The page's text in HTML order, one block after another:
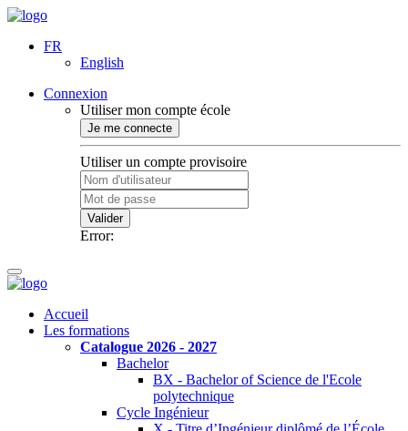
FR
English
Connexion
Utiliser mon compte école
Je me connecte
Utiliser un compte provisoire
Valider
Error:
Accueil
Les formations
Catalogue 2026 - 2027
Bachelor
BX - Bachelor of Science de l'Ecole
polytechnique
Cycle Ingénieur